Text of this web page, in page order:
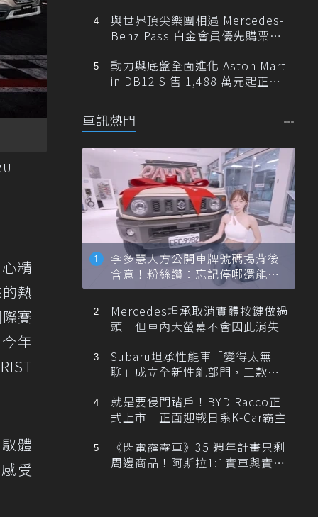
精
熱
賽
年
體
受
與世界頂尖樂團相遇 Mercedes-
Benz Pass 白金會員優先購票維
動力與底盤全面進化 Aston Mart
in DB12 S 售 1,488 萬元起正式
車訊熱門
李多慧大方公開車牌號碼揭背後
含意！粉絲讚：忘記停哪還能幫
忙找車
Mercedes坦承取消實體按鍵做過
頭 但車內大螢幕不會因此消失
Subaru坦承性能車「變得太無
聊」成立全新性能部門，三款手
就是要侵門踏戶！BYD Racco正
式上市 正面迎戰日系K-Car霸主
《閃電霹靂車》35 週年計畫只剩
周邊商品！阿斯拉1:1實車與實體